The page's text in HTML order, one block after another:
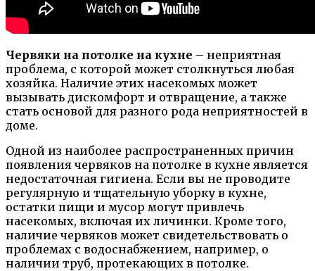
Червяки на потолке на кухне – неприятная
проблема, с которой может столкнуться любая
хозяйка. Наличие этих насекомых может
вызывать дискомфорт и отвращение, а также
стать основой для разного рода неприятностей в
доме.
Одной из наиболее распространенных причин
появления червяков на потолке в кухне является
недостаточная гигиена. Если вы не проводите
регулярную и тщательную уборку в кухне,
остатки пищи и мусор могут привлечь
насекомых, включая их личинки. Кроме того,
наличие червяков может свидетельствовать о
проблемах с водоснабжением, например, о
наличии труб, протекающих в потолке.